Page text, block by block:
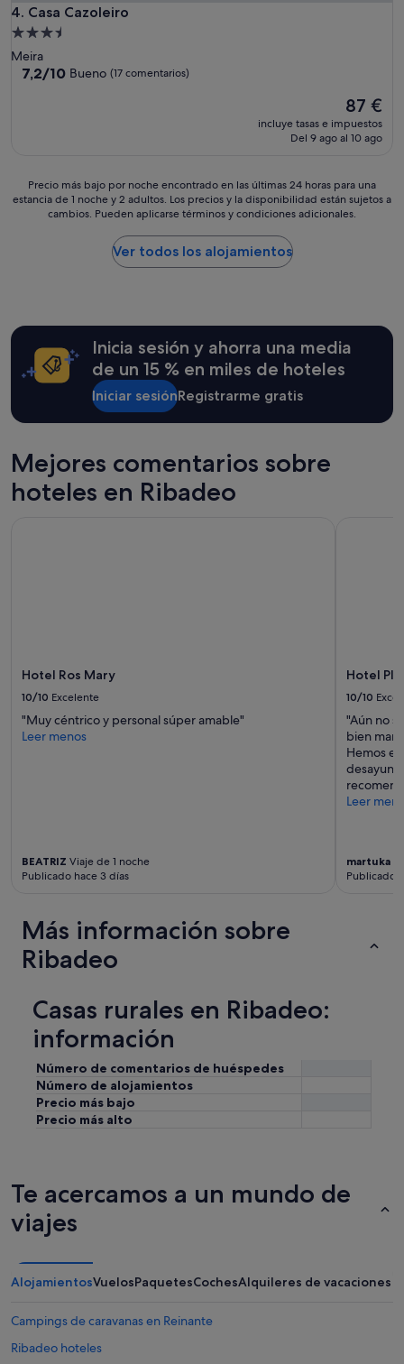
4. Casa Cazoleiro
Casa Cazoleiro
Alojamiento
de
3.5 estrellas
Meira
7.2
7,2/10 Bueno (17 comentarios)
El
precio
actual
87 €
87 €
incluye tasas e impuestos
Del 9 ago al 10 ago
Precio
más
24 horas
estancia
1 noche
Los
precios
y
condiciones
adicionales.
Precio más bajo por noche encontrado en las últimas 24 horas para una
estancia de 1 noche y 2 adultos. Los precios y la disponibilidad están sujetos a
cambios. Pueden aplicarse términos y condiciones adicionales.
Ver todos los alojamientos
Inicia sesión y ahorra una media
de un 15 % en miles de hoteles
Iniciar sesiónRegistrarme gratis
Mejores comentarios sobre
hoteles en Ribadeo
Hotel Ros Mary
10/10 Excelente
"Muy céntrico y personal súper amable"
Leer menos
BEATRIZ Viaje de 1 noche
Publicado hace 3 días
Hotel
10/10
"Aún no
bien
Hemos
Leer
martuka
Publicado
Más información sobre
Ribadeo
Casas rurales en Ribadeo:
información
Número de comentarios de huéspedes
Número de alojamientos
Precio más bajo
Precio más alto
Te acercamos a un mundo de
viajes
AlojamientosVuelosPaquetesCochesAlquileres de vacaciones
Campings de caravanas en Reinante
Ribadeo hoteles